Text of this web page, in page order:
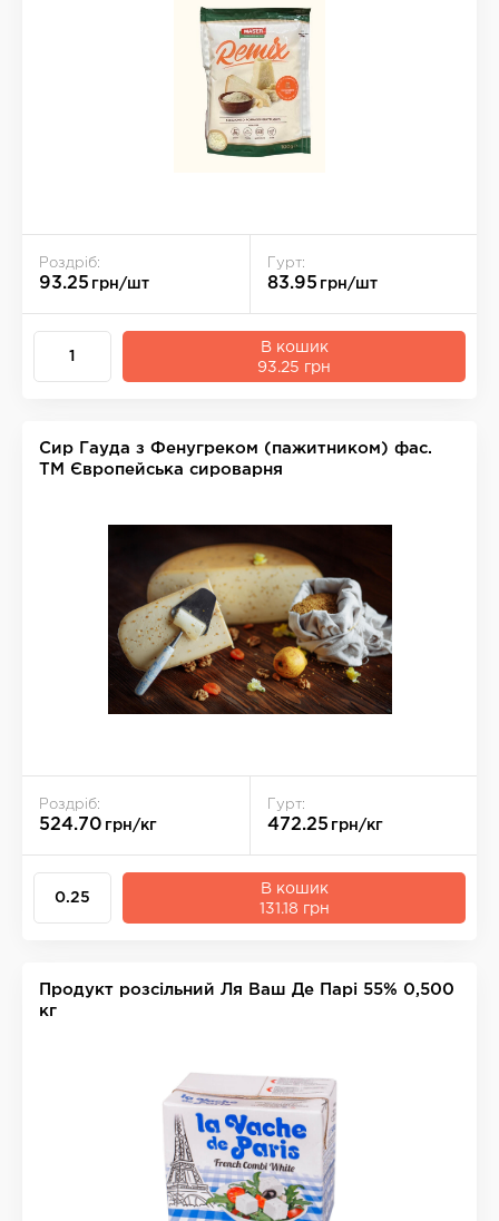
Роздріб:
93.25 грн/шт
Гурт:
83.95 грн/шт
В кошик
93.25 грн
Сир Гауда з Фенугреком (пажитником) фас.
ТМ Європейська сироварня
Роздріб:
524.70 грн/кг
Гурт:
472.25 грн/кг
В кошик
131.18 грн
Продукт розсільний Ля Ваш Де Парі 55% 0,500
кг